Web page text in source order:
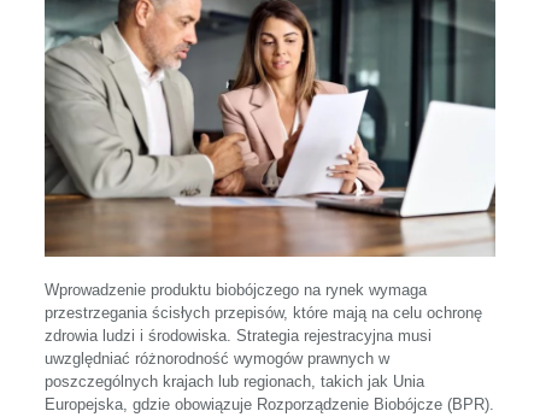
Wprowadzenie produktu biobójczego na rynek wymaga
przestrzegania ścisłych przepisów, które mają na celu ochronę
zdrowia ludzi i środowiska. Strategia rejestracyjna musi
uwzględniać różnorodność wymogów prawnych w
poszczególnych krajach lub regionach, takich jak Unia
Europejska, gdzie obowiązuje Rozporządzenie Biobójcze (BPR).